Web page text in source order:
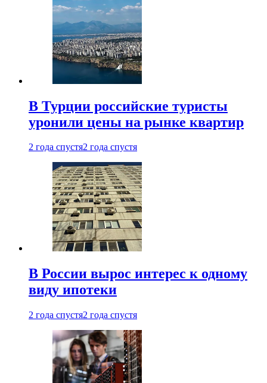
В Турции российские туристы
уронили цены на рынке квартир
2 года спустя2 года спустя
В России вырос интерес к одному
виду ипотеки
2 года спустя2 года спустя